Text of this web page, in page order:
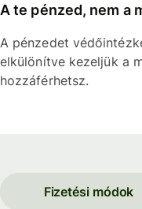
A te pénzed, nem a
A pénzedet
elkülönítve kezeljük a
hozzáférhetsz.
Fizetési módok